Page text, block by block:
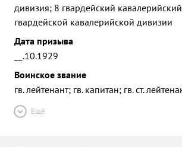
дивизия; 8 гвардейский
гвардейской кавалерийской дивизии
Дата призыва
__.10.1929
Воинское звание
гв. лейтенант; гв. капитан; гв. ст.
Ещё